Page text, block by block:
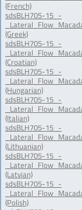
(French)
sdsBLH705-15_-
(Greek)
sdsBLH705-15_-
(Croatian)
sdsBLH705-15_-
(Hungarian)
sdsBLH705-15_-
(Italian)
sdsBLH705-15_-
(Lithuanian)
sdsBLH705-15_-
(Latvian)
sdsBLH705-15_-
(Polish)